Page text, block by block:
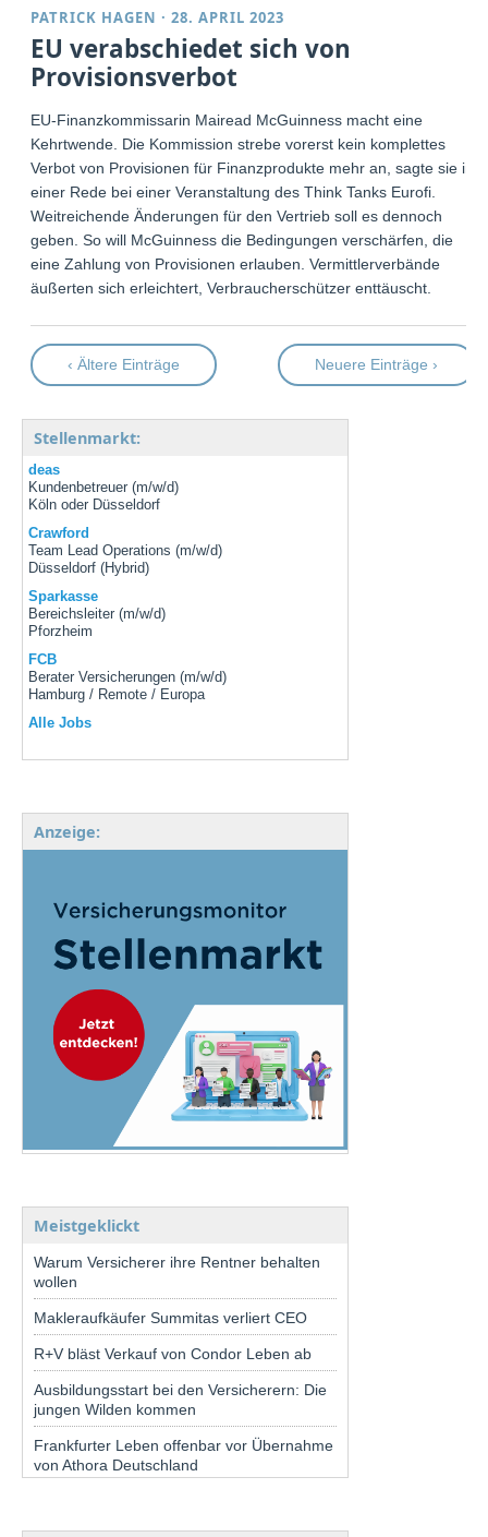
PATRICK HAGEN ·28. APRIL 2023
EU verabschiedet sich von
Provisionsverbot
EU-Finanzkommissarin Mairead McGuinness macht eine
Kehrtwende. Die Kommission strebe vorerst kein komplettes
Verbot von Provisionen für Finanzprodukte mehr an, sagte sie in
einer Rede bei einer Veranstaltung des Think Tanks Eurofi.
Weitreichende Änderungen für den Vertrieb soll es dennoch
geben. So will McGuinness die Bedingungen verschärfen, die
eine Zahlung von Provisionen erlauben. Vermittlerverbände
äußerten sich erleichtert, Verbraucherschützer enttäuscht.
‹ Ältere Einträge Neuere Einträge ›
Stellenmarkt:
deas
Kundenbetreuer (m/w/d)
Köln oder Düsseldorf
Crawford
Team Lead Operations (m/w/d)
Düsseldorf (Hybrid)
Sparkasse
Bereichsleiter (m/w/d)
Pforzheim
FCB
Berater Versicherungen (m/w/d)
Hamburg / Remote / Europa
Alle Jobs
Anzeige:
Meistgeklickt
Warum Versicherer ihre Rentner behalten
wollen
Makleraufkäufer Summitas verliert CEO
R+V bläst Verkauf von Condor Leben ab
Ausbildungsstart bei den Versicherern: Die
jungen Wilden kommen
Frankfurter Leben offenbar vor Übernahme
von Athora Deutschland